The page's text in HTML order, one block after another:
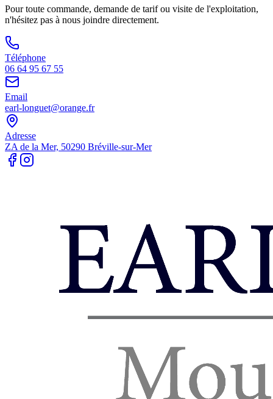
Pour toute commande, demande de tarif ou visite de l'exploitation,
n'hésitez pas à nous joindre directement.
Téléphone
06 64 95 67 55
Email
earl-longuet@orange.fr
Adresse
ZA de la Mer, 50290 Bréville-sur-Mer